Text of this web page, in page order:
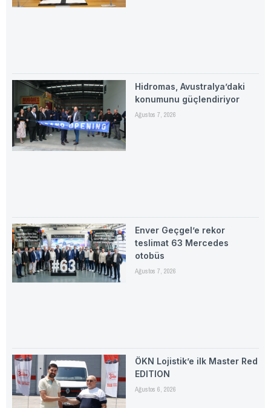
Hidromas, Avustralya’daki
konumunu güçlendiriyor
Ağustos 7, 2026
Enver Geçgel’e rekor
teslimat 63 Mercedes
otobüs
Ağustos 7, 2026
ÖKN Lojistik’e ilk Master Red
EDITION
Ağustos 6, 2026